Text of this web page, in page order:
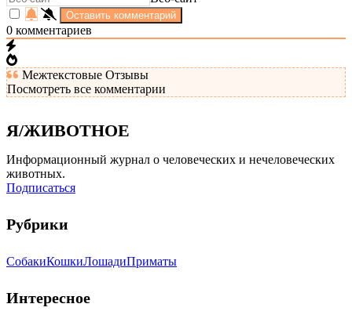
0 комментариев
Межтекстовые Отзывы
Посмотреть все комментарии
Я/ЖИВОТНОЕ
Информационный журнал о человеческих и нечеловеческих
животных.
Подписаться
Рубрики
СобакиКошкиЛошадиПриматы
Интересное